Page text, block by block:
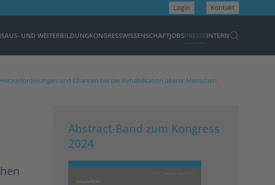
Login Kontakt
AUS- UND WEITERBILDUNGKONGRESSWISSENSCHAFTJOBSPRESSEINTERN
und Chancen bei der Rehabilitation älterer Menschen
Abstract-Band zum Kongress
2024